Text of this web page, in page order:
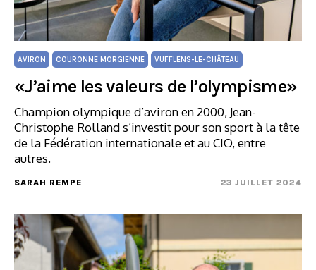
AVIRON COURONNE MORGIENNE VUFFLENS-LE-CHÂTEAU
«J’aime les valeurs de l’olympisme»
Champion olympique d’aviron en 2000, Jean-
Christophe Rolland s’investit pour son sport à la tête
de la Fédération internationale et au CIO, entre
autres.
SARAH REMPE 23 JUILLET 2024